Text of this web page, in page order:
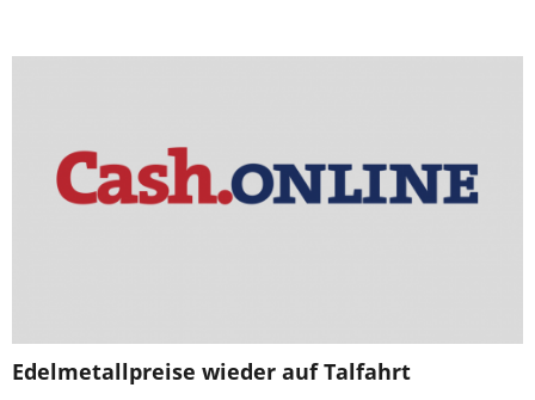
Edelmetallpreise wieder auf Talfahrt